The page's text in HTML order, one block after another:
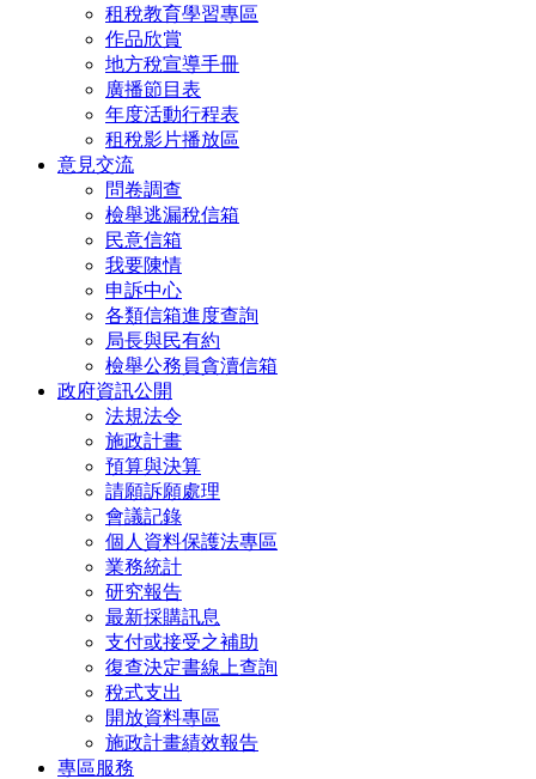
租稅教育學習專區
作品欣賞
地方稅宣導手冊
廣播節目表
年度活動行程表
租稅影片播放區
意見交流
問卷調查
檢舉逃漏稅信箱
民意信箱
我要陳情
申訴中心
各類信箱進度查詢
局長與民有約
檢舉公務員貪瀆信箱
政府資訊公開
法規法令
施政計畫
預算與決算
請願訴願處理
會議記錄
個人資料保護法專區
業務統計
研究報告
最新採購訊息
支付或接受之補助
復查決定書線上查詢
稅式支出
開放資料專區
施政計畫績效報告
專區服務